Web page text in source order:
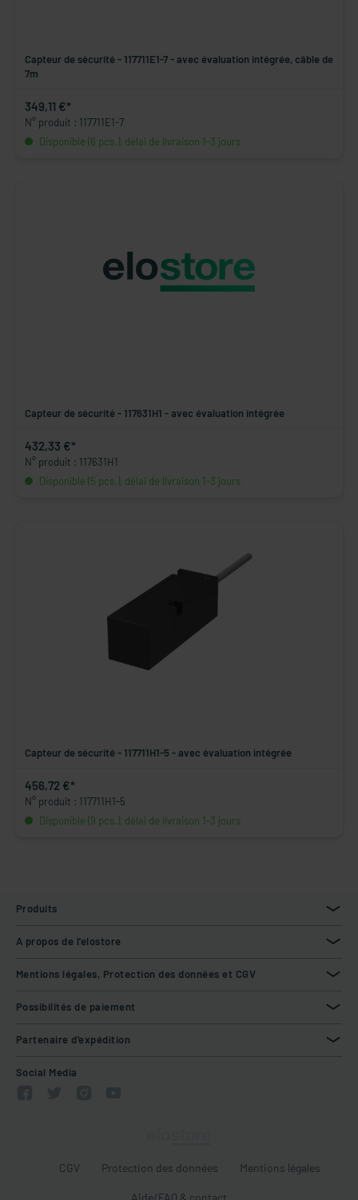
Capteur de sécurité - 117711E1-7 - avec évaluation intégrée, câble de
7m
349,11 €*
N° produit : 117711E1-7
Disponible (6 pcs.), délai de livraison 1-3 jours
Capteur de sécurité - 117631H1 - avec évaluation intégrée
432,33 €*
N° produit : 117631H1
Disponible (5 pcs.), délai de livraison 1-3 jours
Capteur de sécurité - 117711H1-5 - avec évaluation intégrée
456,72 €*
N° produit : 117711H1-5
Disponible (9 pcs.), délai de livraison 1-3 jours
Produits
A propos de l'elostore
Mentions légales, Protection des données et CGV
Possibilités de paiement
Partenaire d'expédition
Social Media
CGV Protection des données Mentions légales